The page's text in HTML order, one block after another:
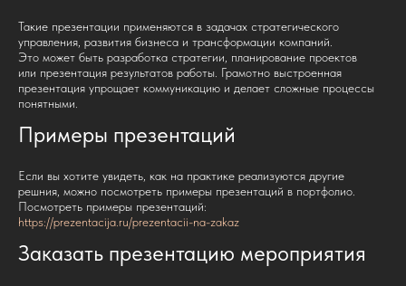
Такие презентации применяются в задачах стратегического
управления, развития бизнеса и трансформации компаний.
Это может быть разработка стратегии, планирование проектов
или презентация результатов работы. Грамотно выстроенная
презентация упрощает коммуникацию и делает сложные процессы
понятными.
Примеры презентаций
Если вы хотите увидеть, как на практике реализуются другие
решния, можно посмотреть примеры презентаций в портфолио.
Посмотреть примеры презентаций:
https://prezentacija.ru/prezentacii-na-zakaz
Заказать презентацию мероприятия